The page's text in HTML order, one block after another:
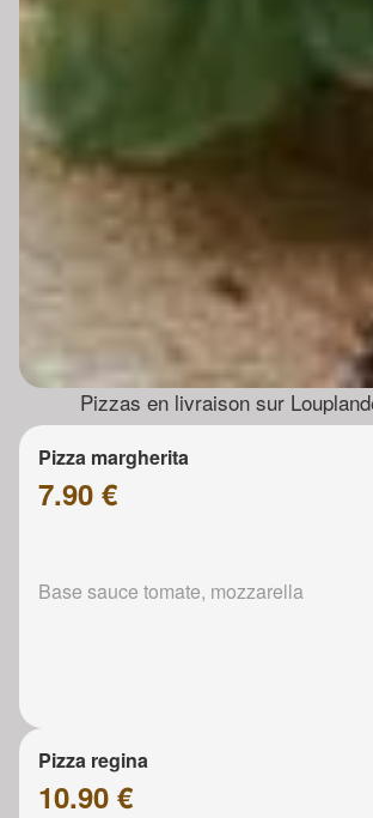
Pizzas en livraison sur
Pizza margherita
7.90 €
Base sauce tomate, mozzarella
Pizza regina
10.90 €